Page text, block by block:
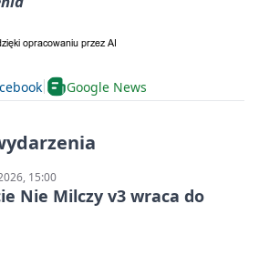
Google News
15:00
Nie Milczy v3 wraca do